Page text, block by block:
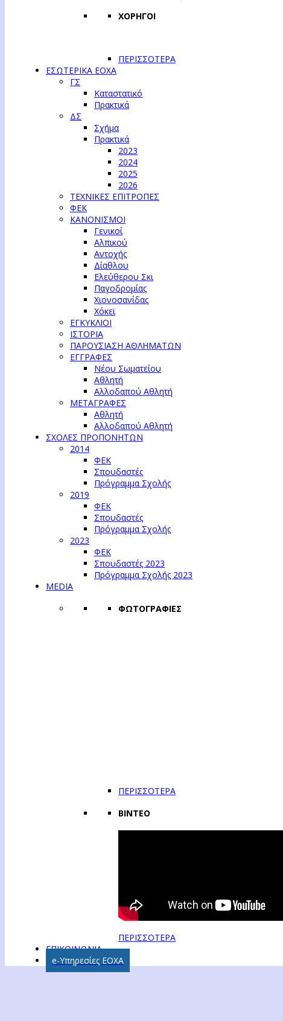
ΧΟΡΗΓΟΙ
ΠΕΡΙΣΣΟΤΕΡΑ
ΕΣΩΤΕΡΙΚΑ ΕΟΧΑ
ΓΣ
Καταστατικό
Πρακτικά
ΔΣ
Σχήμα
Πρακτικά
2023
2024
2025
2026
ΤΕΧΝΙΚΕΣ ΕΠΙΤΡΟΠΕΣ
ΦΕΚ
ΚΑΝΟΝΙΣΜΟΙ
Γενικοί
Αλπικού
Αντοχής
Δίαθλου
Ελεύθερου Σκι
Παγοδρομίας
Χιονοσανίδας
Χόκεϊ
ΕΓΚΥΚΛΙΟΙ
ΙΣΤΟΡΙΑ
ΠΑΡΟΥΣΙΑΣΗ ΑΘΛΗΜΑΤΩΝ
ΕΓΓΡΑΦΕΣ
Νέου Σωματείου
Αθλητή
Αλλοδαπού Αθλητή
ΜΕΤΑΓΡΑΦΕΣ
Αθλητή
Αλλοδαπού Αθλητή
ΣΧΟΛΕΣ ΠΡΟΠΟΝΗΤΩΝ
2014
ΦΕΚ
Σπουδαστές
Πρόγραμμα Σχολής
2019
ΦΕΚ
Σπουδαστές
Πρόγραμμα Σχολής
2023
ΦΕΚ
Σπουδαστές 2023
Πρόγραμμα Σχολής 2023
MEDIA
ΦΩΤΟΓΡΑΦΙΕΣ
ΠΕΡΙΣΣΟΤΕΡΑ
ΒΙΝΤΕΟ
ΠΕΡΙΣΣΟΤΕΡΑ
ΕΠΙΚΟΙΝΩΝΙΑ
e-Υπηρεσίες ΕΟΧΑ